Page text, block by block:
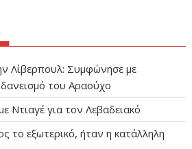
Λίβερπουλ: Συμφώνησε με
του Αραούχο
Ντιαγέ για τον Λεβαδειακό
το εξωτερικό, ήταν η κατάλληλη